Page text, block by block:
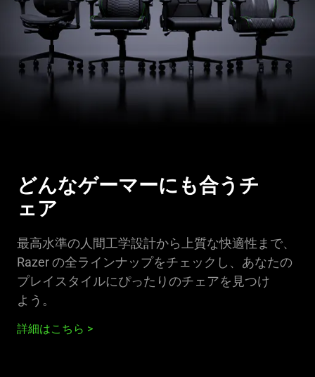
どんなゲーマーにも合うチ
ェア
最高水準の人間工学設計から上質な快適性まで、
Razer の全ラインナップをチェックし、あなたの
プレイスタイルにぴったりのチェアを見つけ
よう 。
詳細はこちら